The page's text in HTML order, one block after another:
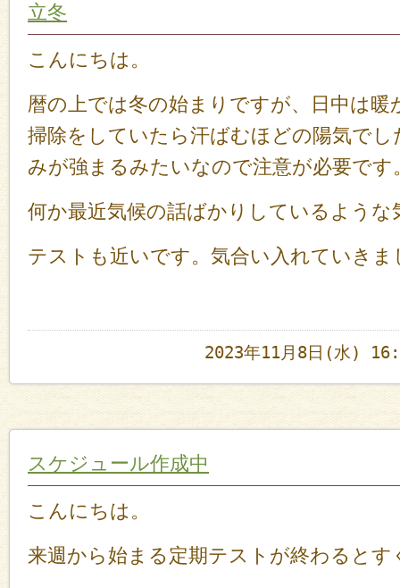
立冬
こんにちは。
暦の上では冬の始まりですが、日中は
掃除をしていたら汗ばむほどの陽気でし
みが強まるみたいなので注意が必要です
何か最近気候の話ばかりしているような
テストも近いです。気合い入れていきま
2023年11月8日(水)
スケジュール作成中
こんにちは。
来週から始まる定期テストが終わるとす